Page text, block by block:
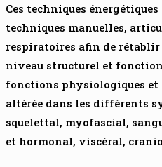
Ces techniques
techniques manuelles,
respiratoires afin de
niveau structurel et
fonctions physiologiques et
altérée dans les différents
squelettal, myofascial,
et hormonal, viscéral,